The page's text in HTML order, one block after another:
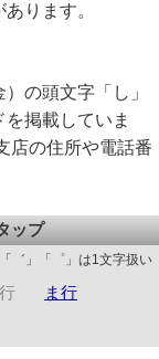
ります。
の頭文字「し」
掲載していま
店の住所や電話番
ップ
゛」「゜」は1文字扱い
ま行